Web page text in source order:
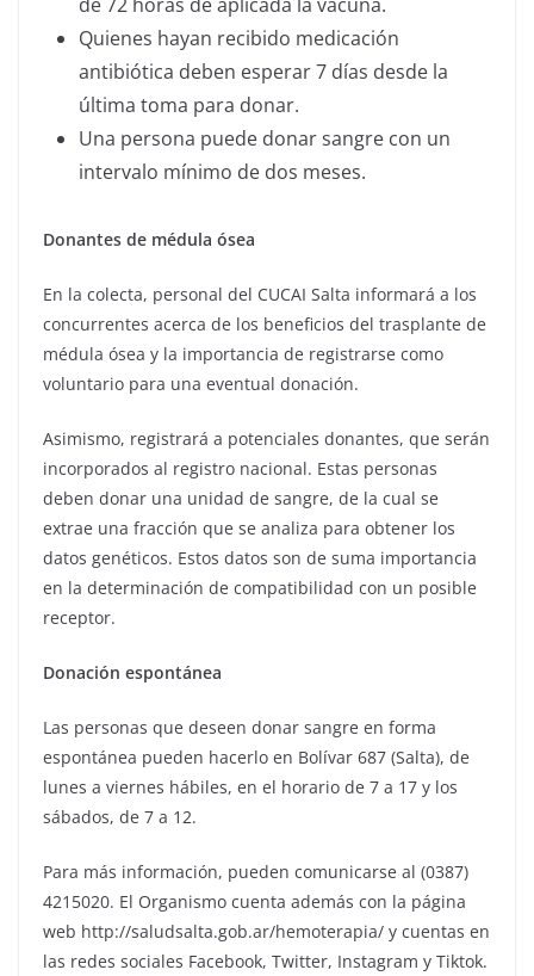
Quienes hayan recibido medicación
antibiótica deben esperar 7 días desde la
última toma para donar.
Una persona puede donar sangre con un
intervalo mínimo de dos meses.
Donantes de médula ósea
En la colecta, personal del CUCAI Salta informará a los
concurrentes acerca de los beneficios del trasplante de
médula ósea y la importancia de registrarse como
voluntario para una eventual donación.
Asimismo, registrará a potenciales donantes, que serán
incorporados al registro nacional. Estas personas
deben donar una unidad de sangre, de la cual se
extrae una fracción que se analiza para obtener los
datos genéticos. Estos datos son de suma importancia
en la determinación de compatibilidad con un posible
receptor.
Donación espontánea
Las personas que deseen donar sangre en forma
espontánea pueden hacerlo en Bolívar 687 (Salta), de
lunes a viernes hábiles, en el horario de 7 a 17 y los
sábados, de 7 a 12.
Para más información, pueden comunicarse al (0387)
4215020. El Organismo cuenta además con la página
web http://saludsalta.gob.ar/hemoterapia/ y cuentas en
las redes sociales Facebook, Twitter, Instagram y Tiktok.